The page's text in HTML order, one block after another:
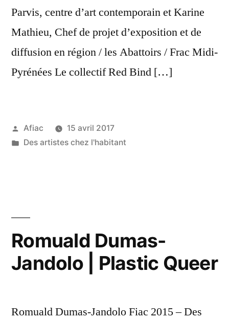
Parvis, centre d’art contemporain et Karine
Mathieu, Chef de projet d’exposition et de
diffusion en région / les Abattoirs / Frac Midi-
Pyrénées Le collectif Red Bind […]
Publié
par
Afiac
15 avril 2017
Publié
Des artistes chez l'habitant
Romuald Dumas-
Jandolo | Plastic Queer
Romuald Dumas-Jandolo Fiac 2015 – Des